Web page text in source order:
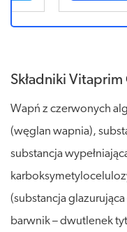
Składniki
Wapń z czerwonych
(węglan wapnia),
substancja
(substancja
barwnik – dwutlenek